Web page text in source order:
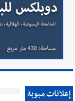
إعلانات مبوبة